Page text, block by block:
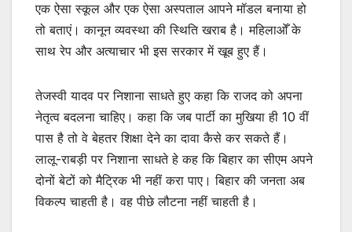
एक ऐसा स्कूल और एक ऐसा अस्पताल आपने मॉडल बनाया हो
तो बताएं। कानून व्यवस्था की स्थिति खराब है। महिलाओँ के
साथ रेप और अत्याचार भी इस सरकार में खूब हुए हैं।
तेजस्वी यादव पर निशाना साधते हुए कहा कि राजद को अपना
नेतृत्व बदलना चाहिए। कहा कि जब पार्टी का मुखिया ही 10 वीं
पास है तो वे बेहतर शिक्षा देने का दावा कैसे कर सकते हैं।
लालू-राबड़ी पर निशाना साधते हे कह कि बिहार का सीएम अपने
दोनों बेटों को मैट्रिक भी नहीं करा पाए। बिहार की जनता अब
विकल्प चाहती है। वह पीछे लौटना नहीं चाहती है।